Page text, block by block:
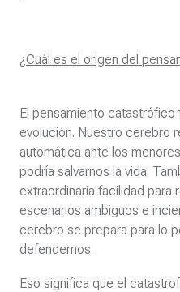
¿Cuál es el origen del
El pensamiento catastrófico
evolución. Nuestro cerebro
automática ante los
podría salvarnos la vida.
extraordinaria facilidad para
escenarios ambiguos e
cerebro se prepara para lo
defendernos.
Eso significa que el